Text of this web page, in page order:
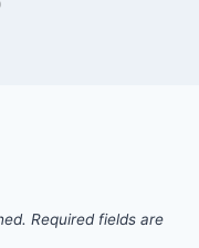
Required fields are